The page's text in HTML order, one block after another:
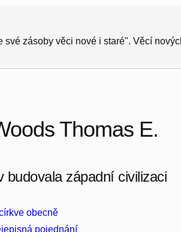
zásoby věci nové i staré". Věcí
Thomas E.
budovala západní civilizaci
obecně
pojednání